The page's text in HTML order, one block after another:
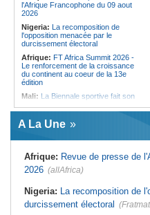
l'Afrique Francophone du 09 aout
2026
Nigeria: La recomposition de
l'opposition menacée par le
durcissement électoral
Afrique: FT Africa Summit 2026 -
Le renforcement de la croissance
du continent au coeur de la 13e
édition
Mali: La Biennale sportive fait son
Afrique de l'Ouest:
financier régional - Un bon plant
armes légères - L'ONU tire la
sonnette d'alarme
revendique un redressement
financier du fonds
Sénégal:Affaire d'actes contre
A La Une
Afrique: Revue de presse de
2026 (allAfrica)
Nigeria: La recomposition de
durcissement électoral